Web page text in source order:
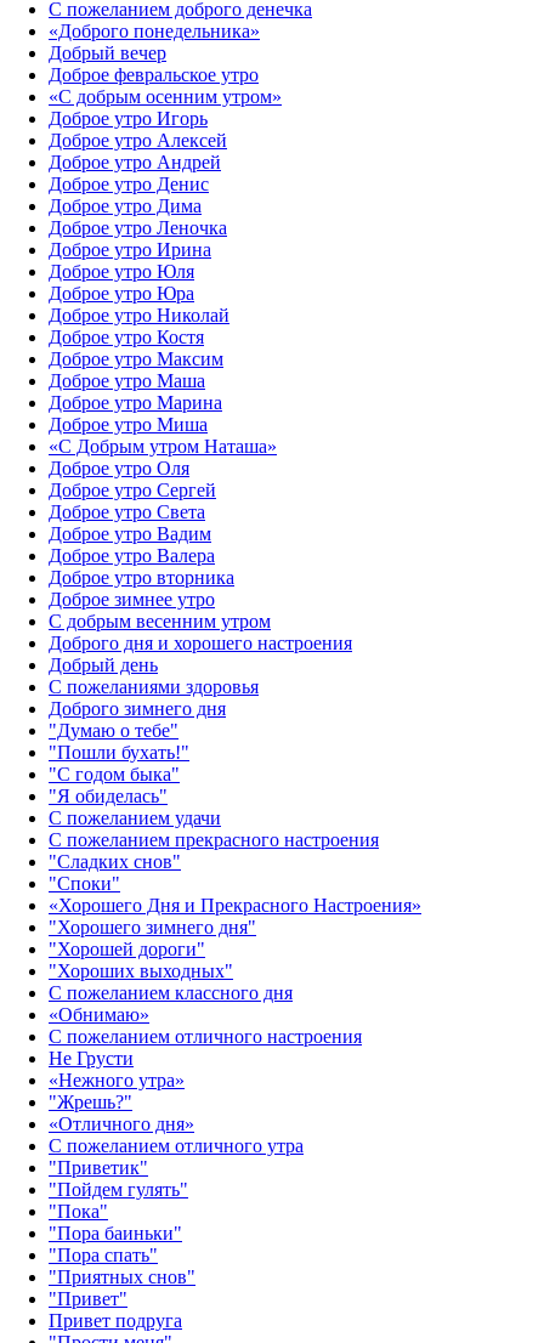
С пожеланием доброго денечка
«Доброго понедельника»‎
Добрый вечер
Доброе февральское утро
«С добрым осенним утром»‎
Доброе утро Игорь
Доброе утро Алексей
Доброе утро Андрей
Доброе утро Денис
Доброе утро Дима
Доброе утро Леночка
Доброе утро Ирина
Доброе утро Юля
Доброе утро Юра
Доброе утро Николай
Доброе утро Костя
Доброе утро Максим
Доброе утро Маша
Доброе утро Марина
Доброе утро Миша
«С Добрым утром Наташа»
Доброе утро Оля
Доброе утро Сергей
Доброе утро Света
Доброе утро Вадим
Доброе утро Валера
Доброе утро вторника
Доброе зимнее утро
С добрым весенним утром
Доброго дня и хорошего настроения
Добрый день
С пожеланиями здоровья
Доброго зимнего дня
"Думаю о тебе"
"Пошли бухать!"
"С годом быка"
"Я обиделась"
С пожеланием удачи
С пожеланием прекрасного настроения
"Сладких снов"
"Споки"
«Хорошего Дня и Прекрасного Настроения»
"Хорошего зимнего дня"
"Хорошей дороги"
"Хороших выходных"
С пожеланием классного дня
«Обнимаю»
С пожеланием отличного настроения
Не Грусти
«Нежного утра»‎
"Жрешь?"
«Отличного дня»‎
С пожеланием отличного утра
"Приветик"
"Пойдем гулять"
"Пока"
"Пора баиньки"
"Пора спать"
"Приятных снов"
"Привет"
Привет подруга